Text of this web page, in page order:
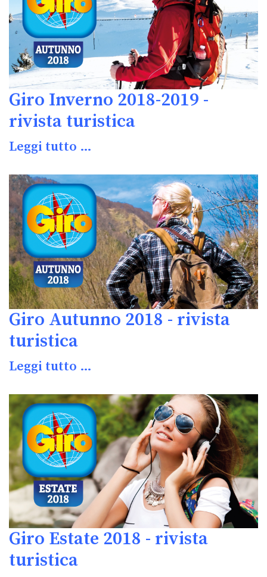
Giro Inverno 2018-2019 -
rivista turistica
Leggi tutto …
Giro Autunno 2018 - rivista
turistica
Leggi tutto …
Giro Estate 2018 - rivista
turistica